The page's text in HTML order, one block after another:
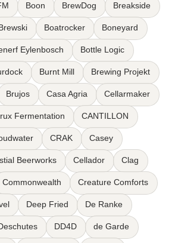
Boon BrewDog Breakside
Boatrocker Boneyard
Eylenbosch Bottle Logic
Burnt Mill Brewing Projekt
Brujos Casa Agria Cellarmaker
Fermentation CANTILLON
CRAK Casey
Beerworks Cellador Clag
Commonwealth Creature Comforts
Deep Fried De Ranke
DD4D de Garde